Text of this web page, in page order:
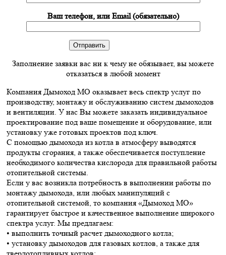
Ваш телефон, или Email (обязательно)
Заполнение заявки вас ни к чему не обязывает, вы можете
отказаться в любой момент
Компания Дымоход МО оказывает весь спектр услуг по
производству, монтажу и обслуживанию систем дымоходов
и вентиляции. У нас Вы можете заказать индивидуальное
проектирование под ваше помещение и оборудование, или
установку уже готовых проектов под ключ.
С помощью дымохода из котла в атмосферу выводятся
продукты сгорания, а также обеспечивается поступление
необходимого количества кислорода для правильной работы
отопительной системы.
Если у вас возникла потребность в выполнении работы по
монтажу дымохода, или любых манипуляций с
отопительной системой, то компания «Дымоход МО»
гарантирует быстрое и качественное выполнение широкого
спектра услуг. Мы предлагаем:
• выполнить точный расчет дымоходного котла;
• установку дымоходов для газовых котлов, а также для
твердотопливных котлов;